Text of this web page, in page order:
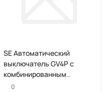
SE Автоматический
выключатель GV4P с
комбинированным
расцепителем 80A 25kA
0